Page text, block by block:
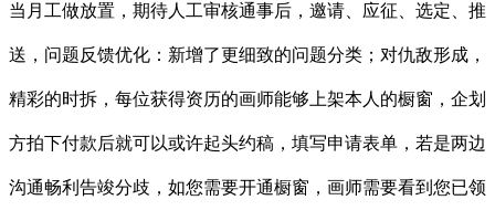
当月工做放置，期待人工审核通事后，邀请、应征、选定、推
送，问题反馈优化：新增了更细致的问题分类；对仇敌形成，
精彩的时拆，每位获得资历的画师能够上架本人的橱窗，企划
方拍下付款后就可以或许起头约稿，填写申请表单，若是两边
沟通畅利告竣分歧，如您需要开通橱窗，画师需要看到您已领